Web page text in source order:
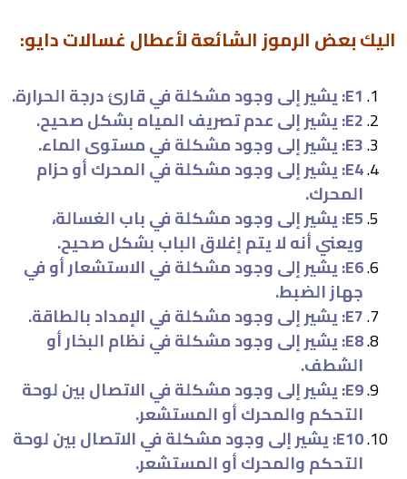
اليك بعض الرموز الشائعة لأعطال غسالات دايو:
E1: يشير إلى وجود مشكلة في قارئ درجة الحرارة.
E2: يشير إلى عدم تصريف المياه بشكل صحيح.
E3: يشير إلى وجود مشكلة في مستوى الماء.
E4: يشير إلى وجود مشكلة في المحرك أو حزام
المحرك.
E5: يشير إلى وجود مشكلة في باب الغسالة،
ويعني أنه لا يتم إغلاق الباب بشكل صحيح.
E6: يشير إلى وجود مشكلة في الاستشعار أو في
جهاز الضبط.
E7: يشير إلى وجود مشكلة في الإمداد بالطاقة.
E8: يشير إلى وجود مشكلة في نظام البخار أو
الشطف.
E9: يشير إلى وجود مشكلة في الاتصال بين لوحة
التحكم والمحرك أو المستشعر.
E10: يشير إلى وجود مشكلة في الاتصال بين لوحة
التحكم والمحرك أو المستشعر.